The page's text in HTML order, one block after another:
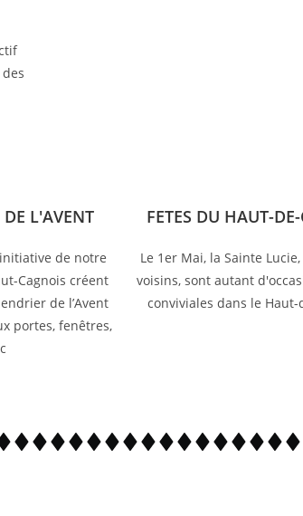
L'AVENT
de notre
Cagnois créent
de l’Avent
portes, fenêtres,
FETES DU HAUT-
Le 1er Mai, la Sainte
voisins, sont autant
conviviales dans le Haut-